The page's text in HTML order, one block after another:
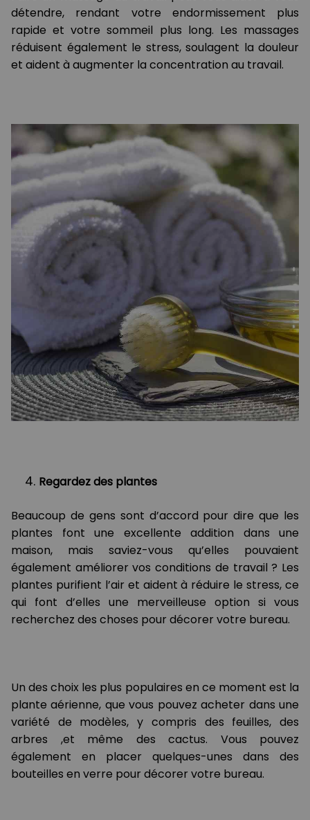
détendre, rendant votre endormissement plus
rapide et votre sommeil plus long. Les massages
réduisent également le stress, soulagent la douleur
et aident à augmenter la concentration au travail.
Regardez des plantes
Beaucoup de gens sont d’accord pour dire que les
plantes font une excellente addition dans une
maison, mais saviez-vous qu’elles pouvaient
également améliorer vos conditions de travail ? Les
plantes purifient l’air et aident à réduire le stress, ce
qui font d’elles une merveilleuse option si vous
recherchez des choses pour décorer votre bureau.
Un des choix les plus populaires en ce moment est la
plante aérienne, que vous pouvez acheter dans une
variété de modèles, y compris des feuilles, des
arbres ,et même des cactus. Vous pouvez
également en placer quelques-unes dans des
bouteilles en verre pour décorer votre bureau.